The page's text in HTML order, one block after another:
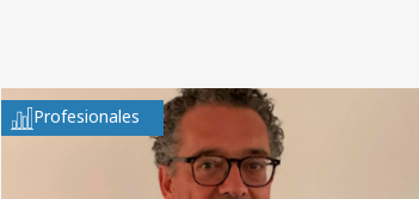
Profesionales